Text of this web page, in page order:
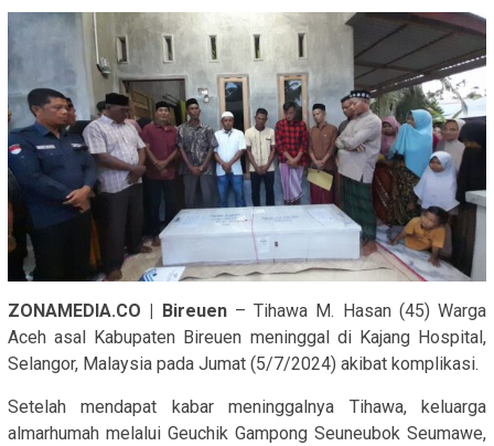
ZONAMEDIA.CO | Bireuen– Tihawa M. Hasan (45) Warga
Aceh asal Kabupaten Bireuen meninggal di Kajang Hospital,
Selangor, Malaysia pada Jumat (5/7/2024) akibat komplikasi.
Setelah mendapat kabar meninggalnya Tihawa, keluarga
almarhumah melalui Geuchik Gampong Seuneubok Seumawe,